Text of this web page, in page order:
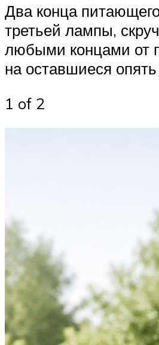
Два конца
третьей лампы,
любыми концами от
на оставшиеся
1 of 2